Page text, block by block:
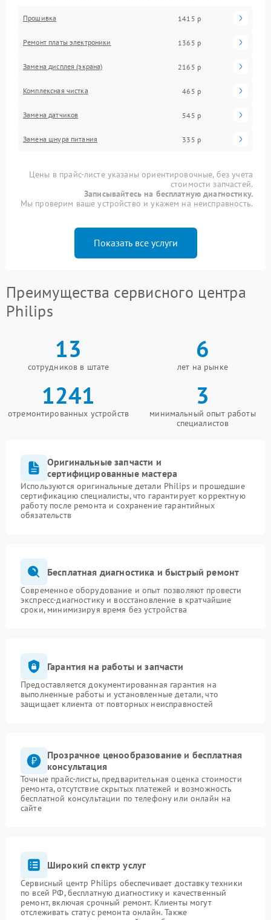
Прошивка 1415 р
Ремонт платы электроники 1365 р
Замена дисплея (экрана) 2165 р
Комплексная чистка 465 р
Замена датчиков 545 р
Замена шнура питания 335 р
Цены в прайс-листе указаны ориентировочные, без учета
стоимости запчастей.
Записывайтесь на бесплатную диагностику.
Мы проверим ваше устройство и укажем на неисправность.
Показать все услуги
Преимущества сервисного центра
Philips
13
сотрудников в штате
6
лет на рынке
1241
отремонтированных устройств
3
минимальный опыт работы
специалистов
Оригинальные запчасти и
сертифицированные мастера
Используются оригинальные детали Philips и прошедшие
сертификацию специалисты, что гарантирует корректную
работу после ремонта и сохранение гарантийных
обязательств
Бесплатная диагностика и быстрый ремонт
Современное оборудование и опыт позволяют провести
экспресс-диагностику и восстановление в кратчайшие
сроки, минимизируя время без устройства
Гарантия на работы и запчасти
Предоставляется документированная гарантия на
выполненные работы и установленные детали, что
защищает клиента от повторных неисправностей
Прозрачное ценообразование и бесплатная
консультация
Точные прайс-листы, предварительная оценка стоимости
ремонта, отсутствие скрытых платежей и возможность
бесплатной консультации по телефону или онлайн на
сайте
Широкий спектр услуг
Сервисный центр Philips обеспечивает доставку техники
по всей РФ, бесплатную диагностику и качественный
ремонт, включая срочный ремонт. Клиенты могут
отслеживать статус ремонта онлайн. Также